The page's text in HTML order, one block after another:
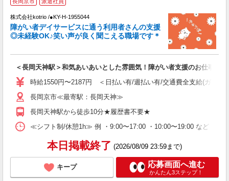
株式会社kotrio /●KY-H-1955044
障がい者デイサービスに通う利用者さんの支援
◎未経験OK♪笑い声が良く聞こえる職場です＊
＜長岡天神駅＞和気あいあいとした雰囲気！障がい者支援のお仕事
時給1550円〜2187円 ＜日払い有/週払い有/交通費全支給(ガソリ
長岡京市≪最寄駅：長岡天神≫
長岡天神駅から徒歩10分★履歴書不要★
≪シフト制/休憩1h≫ 例 ・9:00〜17:00 ・10:00〜19:00 など ※残
本日掲載終了 (2026/08/09 23:59まで)
キープ 応募画面へ進む
かんたん3ステップ！